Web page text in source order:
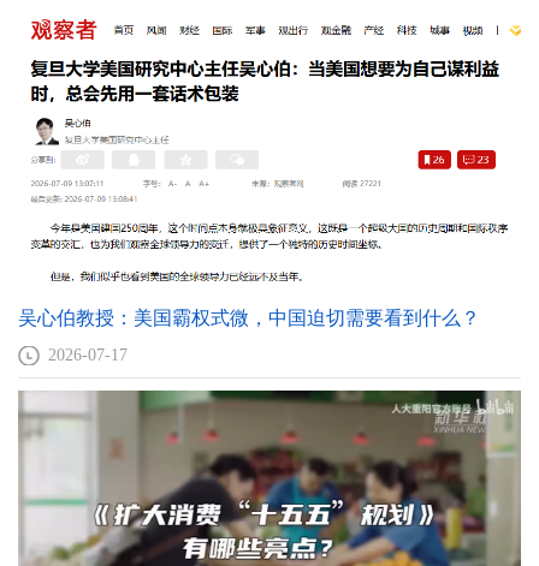
吴心伯教授：美国霸权式微，中国迫切需要看到什么？
2026-07-17